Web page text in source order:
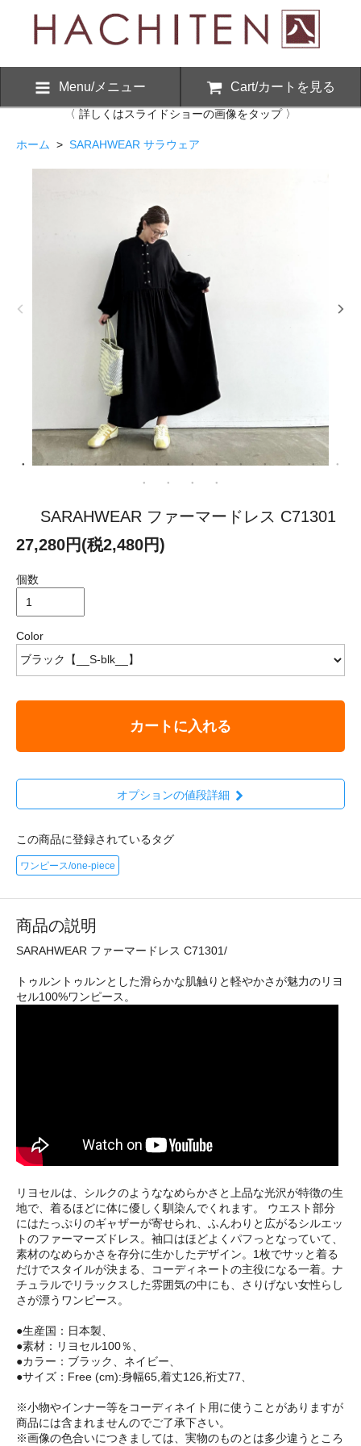
Menu/メニュー Cart/カートを見る
〈 詳しくはスライドショーの画像をタップ 〉
ホーム > SARAHWEAR サラウェア
SARAHWEAR ファーマードレス C71301
27,280円(税2,480円)
個数
Color
カートに入れる
オプションの値段詳細
この商品に登録されているタグ
ワンピース/one-piece
商品の説明
SARAHWEAR ファーマードレス C71301/
トゥルントゥルンとした滑らかな肌触りと軽やかさが魅力のリヨ
セル100%ワンピース。
リヨセルは、シルクのようななめらかさと上品な光沢が特徴の生
地で、着るほどに体に優しく馴染んでくれます。 ウエスト部分
にはたっぷりのギャザーが寄せられ、ふんわりと広がるシルエッ
トのファーマーズドレス。袖口はほどよくパフっとなっていて、
素材のなめらかさを存分に生かしたデザイン。1枚でサッと着る
だけでスタイルが決まる、コーディネートの主役になる一着。ナ
チュラルでリラックスした雰囲気の中にも、さりげない女性らし
さが漂うワンピース。
●生産国：日本製、
●素材：リヨセル100％、
●カラー：ブラック、ネイビー、
●サイズ：Free (cm):身幅65,着丈126,裄丈77、
※小物やインナー等をコーディネイト用に使うことがありますが
商品には含まれませんのでご了承下さい。
※画像の色合いにつきましては、実物のものとは多少違うところ